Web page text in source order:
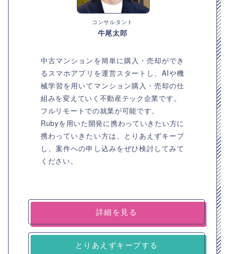
コンサルタント
牛尾太郎
中古マンションを簡単に購入・売却ができ
るスマホアプリを運営スタートし、AIや機
械学習を用いてマンション購入・売却の仕
組みを変えていく不動産テック企業です。
フルリモートでの就業が可能です。
Rubyを用いた開発に携わっていきたい方に
携わっていきたい方は、とりあえずキープ
し、案件への申し込みをぜひ検討してみて
ください。
詳細を見る
とりあえずキープする